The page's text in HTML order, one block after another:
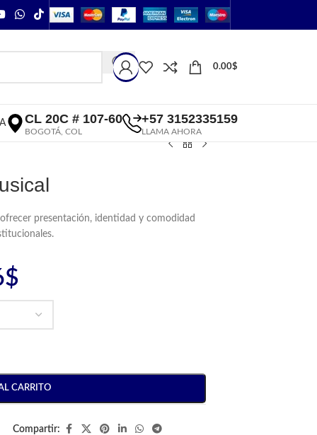
0.00$
CL 20C # 107-60
BOGOTÁ, COL
+57 3152335159
LLAMA AHORA
presentación, identidad y comodidad
$
CARRITO
Compartir: